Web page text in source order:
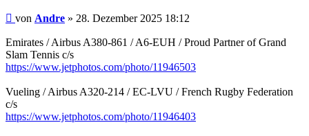
Beitrag
von Andre » 28. Dezember 2025 18:12
Emirates / Airbus A380-861 / A6-EUH / Proud Partner of Grand
Slam Tennis c/s
https://www.jetphotos.com/photo/11946503
Vueling / Airbus A320-214 / EC-LVU / French Rugby Federation
c/s
https://www.jetphotos.com/photo/11946403